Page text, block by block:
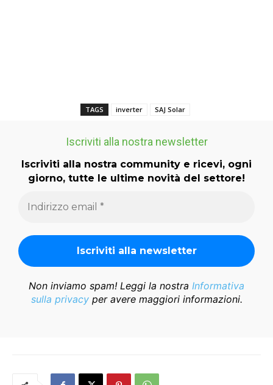
TAGS inverter SAJ Solar
Iscriviti alla nostra newsletter
Iscriviti alla nostra community e ricevi, ogni
giorno, tutte le ultime novità del settore!
Non inviamo spam! Leggi la nostra Informativa
sulla privacyper avere maggiori informazioni.